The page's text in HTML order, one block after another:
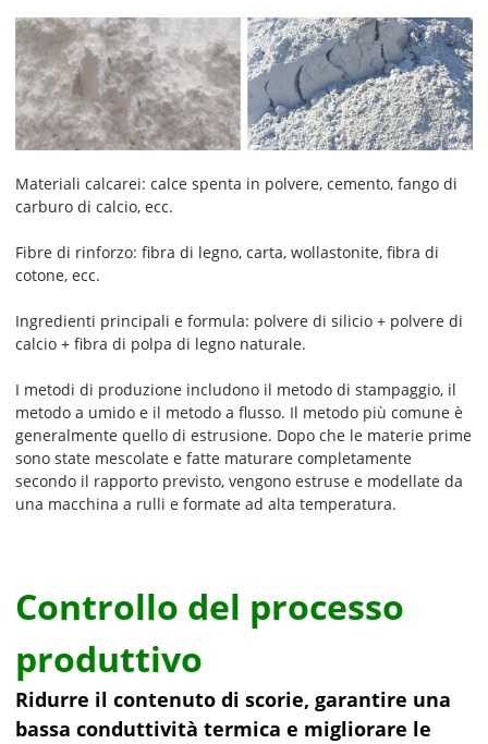
Materiali calcarei: calce spenta in polvere, cemento, fango di
carburo di calcio, ecc.
Fibre di rinforzo: fibra di legno, carta, wollastonite, fibra di
cotone, ecc.
Ingredienti principali e formula: polvere di silicio + polvere di
calcio + fibra di polpa di legno naturale.
I metodi di produzione includono il metodo di stampaggio, il
metodo a umido e il metodo a flusso. Il metodo più comune è
generalmente quello di estrusione. Dopo che le materie prime
sono state mescolate e fatte maturare completamente
secondo il rapporto previsto, vengono estruse e modellate da
una macchina a rulli e formate ad alta temperatura.
Controllo del processo
produttivo
Ridurre il contenuto di scorie, garantire una
bassa conduttività termica e migliorare le